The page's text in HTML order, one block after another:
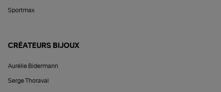
Sportmax
CRÉATEURS BIJOUX
Aurélie Bidermann
Serge Thoraval